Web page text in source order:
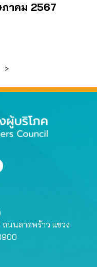
าคม 2567
>
ถนนลาดพร้าว แขวง